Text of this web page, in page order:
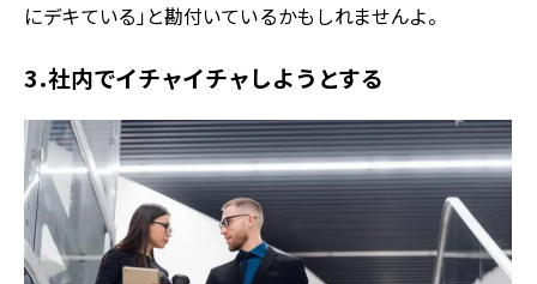
にデキている」と勘付いているかもしれませんよ。
3．社内でイチャイチャしようとする